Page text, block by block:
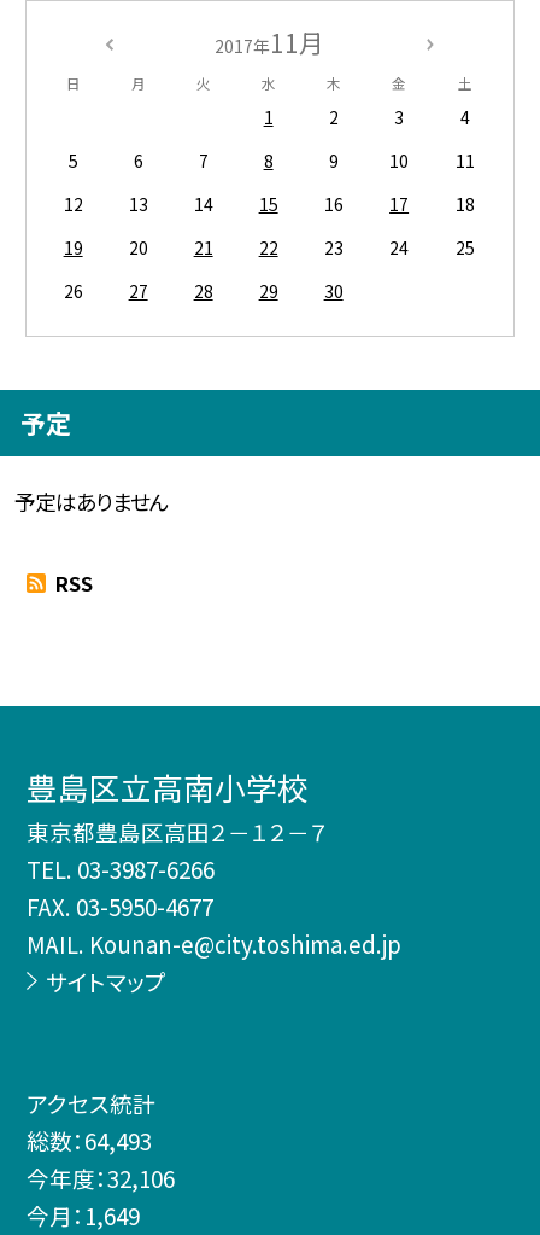
2017年11月
日 月 火 水 木 金 土
1 2 3
4
5
6 7 8 9 10
11
12
13 14 15 16 17
18
19
20 21 22 23 24
25
26
27 28 29 30
予定
予定はありません
RSS
豊島区立高南小学校
東京都豊島区高田２－１２－７
TEL. 03-3987-6266
FAX. 03-5950-4677
MAIL. Kounan-e@city.toshima.ed.jp
サイトマップ
アクセス統計
総数：64,493
今年度：32,106
今月： 1,649